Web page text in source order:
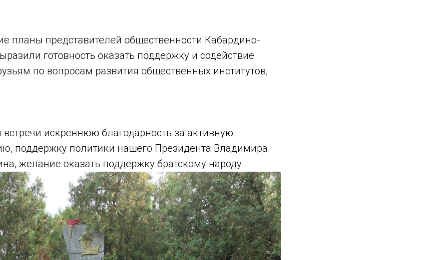
планы представителей общественности Кабардино-
готовность оказать поддержку и содействие
по вопросам развития общественных институтов,
искреннюю благодарность за активную
поддержку политики нашего Президента Владимира
желание оказать поддержку братскому народу.